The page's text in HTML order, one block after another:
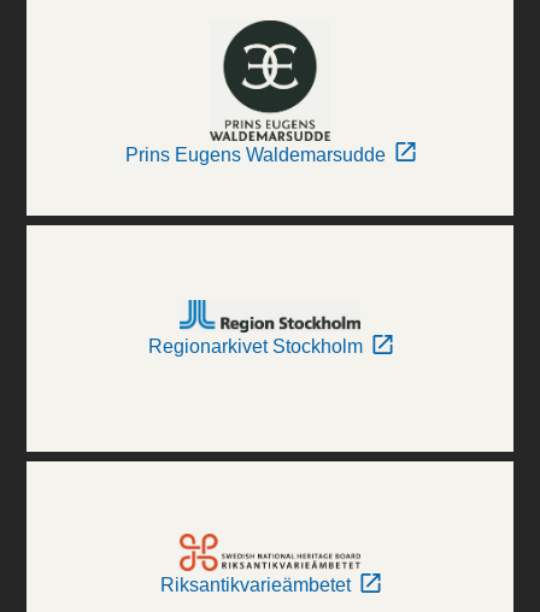
Prins Eugens Waldemarsudde
Regionarkivet Stockholm
Riksantikvarieämbetet